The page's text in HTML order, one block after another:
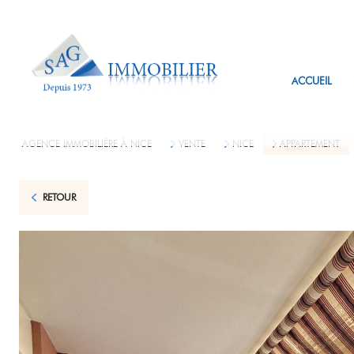
ACCUEIL
AGENCE IMMOBILIÈRE À NICE VENTE NICE APPARTEMENT
RETOUR